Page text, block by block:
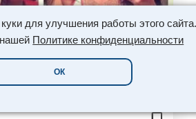
для улучшения работы этого сайта.
Политике конфиденциальности
ОК